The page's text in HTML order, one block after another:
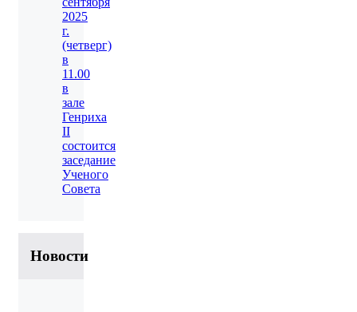
2025
г.
(четверг)
в
11.00
в
зале
Генриха
II
состоится
заседание
Ученого
Совета
Новости